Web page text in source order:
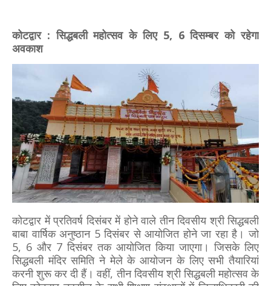
कोटद्वार : सिद्धबली महोत्सव के लिए 5, 6 दिसम्बर को रहेगा
अवकाश
कोटद्वार में प्रतिवर्ष दिसंबर में होने वाले तीन दिवसीय श्री सिद्धबली
बाबा वार्षिक अनुष्ठान 5 दिसंबर से आयोजित होने जा रहा है। जो
5, 6 और 7 दिसंबर तक आयोजित किया जाएगा। जिसके लिए
सिद्धबली मंदिर समिति ने मेले के आयोजन के लिए सभी तैयारियां
करनी शुरू कर दी हैं। वहीं, तीन दिवसीय श्री सिद्धबली महोत्सव के